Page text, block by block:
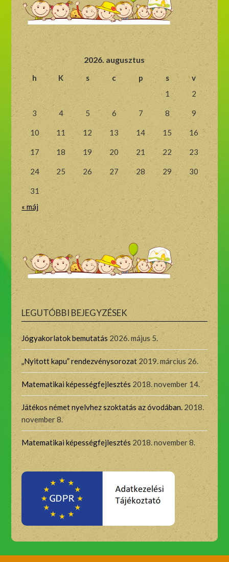
2026. augusztus
h K s c p s
v
1
2
3 4 5 6 7 8 9
10 11 12 13 14 15 16
17 18 19 20 21 22 23
24 25 26 27 28 29 30
31
« máj
LEGUTÓBBI BEJEGYZÉSEK
Jógyakorlatok bemutatás 2026. május 5.
„Nyitott kapu” rendezvénysorozat 2019. március 26.
Matematikai képességfejlesztés 2018. november 14.
Játékos német nyelvhez szoktatás az óvodában. 2018.
november 8.
Matematikai képességfejlesztés 2018. november 8.